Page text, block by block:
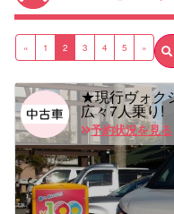
« 1 2 3 4 5 »
★現行ヴォク
広々7人乗り!
予約状況を見る